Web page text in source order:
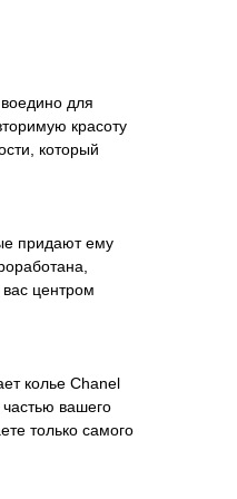
для
красоту
который
придают ему
центром
колье Chanel
вашего
только самого